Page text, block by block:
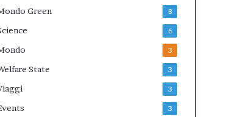
Green 8
6
3
State 3
3
3